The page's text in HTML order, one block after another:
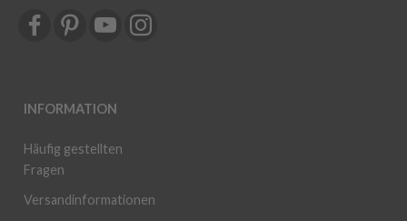
INFORMATION
Häufig gestellten
Fragen
Versandinformationen